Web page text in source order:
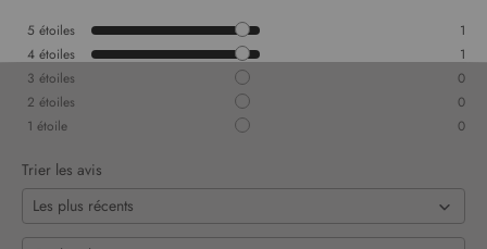
5 étoiles
1
4 étoiles
1
3 étoiles
0
2 étoiles
0
1 étoile 0
Trier les avis